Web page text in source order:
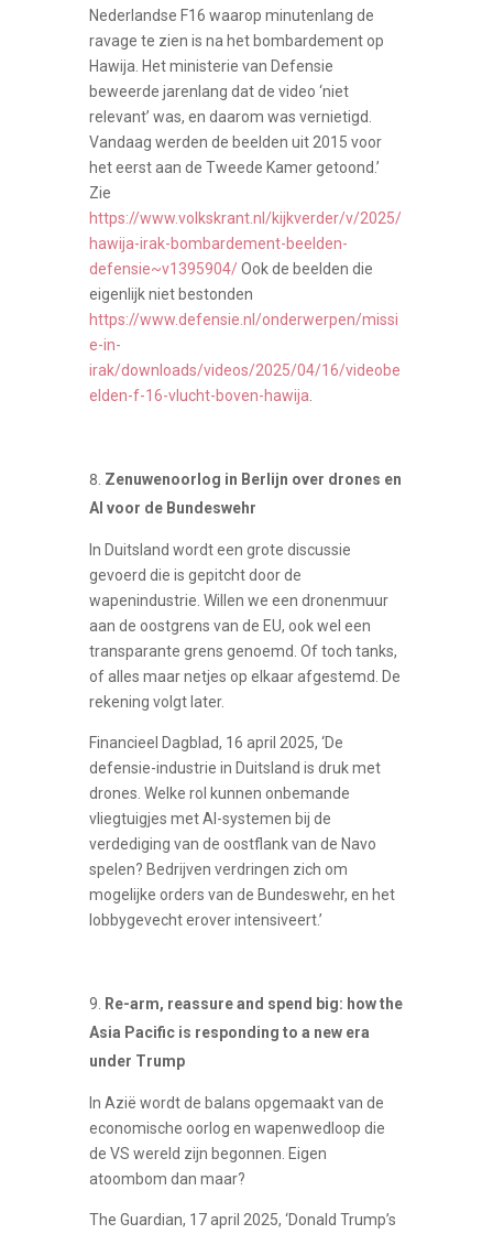
Nederlandse F16 waarop minutenlang de
ravage te zien is na het bombardement op
Hawija. Het ministerie van Defensie
beweerde jarenlang dat de video ‘niet
relevant’ was, en daarom was vernietigd.
Vandaag werden de beelden uit 2015 voor
het eerst aan de Tweede Kamer getoond.’
Zie
https://www.volkskrant.nl/kijkverder/v/2025/
hawija-irak-bombardement-beelden-
defensie~v1395904/Ook de beelden die
eigenlijk niet bestonden
https://www.defensie.nl/onderwerpen/missi
e-in-
irak/downloads/videos/2025/04/16/videobe
elden-f-16-vlucht-boven-hawija
Zenuwenoorlog in Berlijn over drones en
AI voor de Bundeswehr
In Duitsland wordt een grote discussie
gevoerd die is gepitcht door de
wapenindustrie. Willen we een dronenmuur
aan de oostgrens van de EU, ook wel een
transparante grens genoemd. Of toch tanks,
of alles maar netjes op elkaar afgestemd. De
rekening volgt later.
Financieel Dagblad, 16 april 2025, ‘De
defensie-industrie in Duitsland is druk met
drones. Welke rol kunnen onbemande
vliegtuigjes met AI-systemen bij de
verdediging van de oostflank van de Navo
spelen? Bedrijven verdringen zich om
mogelijke orders van de Bundeswehr, en het
lobbygevecht erover intensiveert.’
Re-arm, reassure and spend big: how the
Asia Pacific is responding to a new era
under Trump
In Azië wordt de balans opgemaakt van de
economische oorlog en wapenwedloop die
de VS wereld zijn begonnen. Eigen
atoombom dan maar?
The Guardian, 17 april 2025, ‘Donald Trump’s